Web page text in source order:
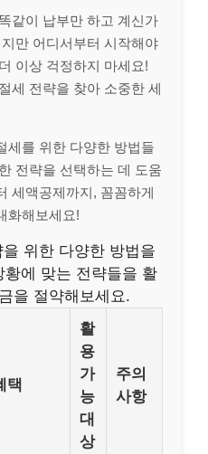
같이 납부만 하고 계신가
만 어디서부터 시작해야
이상 걱정하지 마세요!
세 전략을 찾아 소중한 세
세를 위한 다양한 방법들
전략을 선택하는 데 도움
세액공제까지, 꼼꼼하게
화해보세요!
위한 다양한 방법을
에 맞는 전략들을 활
을 절약해보세요.
택
활
용
가
능
대
상
주의
사항